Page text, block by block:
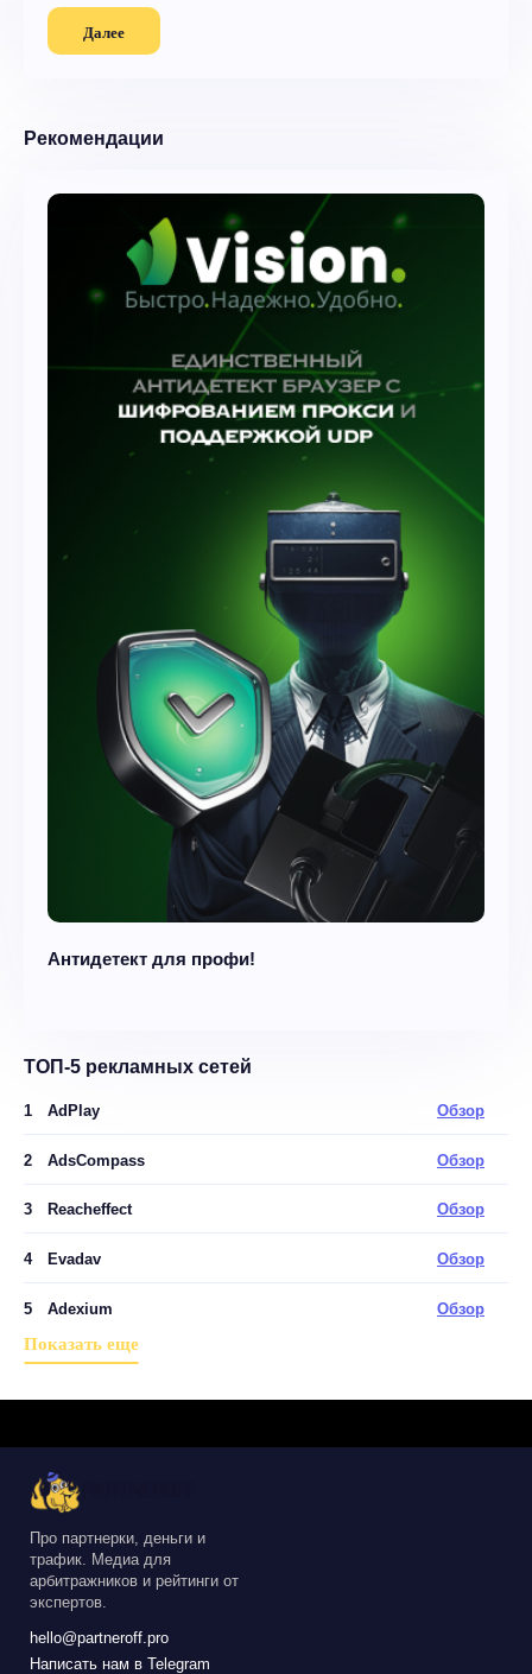
Далее
ТОП-5 рекламных сетей
1 AdPlay Обзор
2 AdsCompass Обзор
3 Reacheffect Обзор
4 Evadav Обзор
5 Adexium Обзор
Показать еще
Рекомендации
Антидетект для профи!
Про партнерки, деньги и
трафик. Медиа для
арбитражников и рейтинги от
экспертов.
hello@partneroff.pro
Написать нам в Telegram